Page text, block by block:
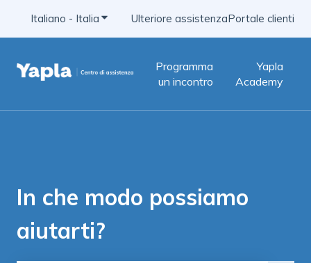
Italiano - Italia Mostra sottomenu per le traduzioni
Ulteriore assistenzaPortale clienti
Programma
un incontro
Yapla
Academy
In che modo possiamo
aiutarti?